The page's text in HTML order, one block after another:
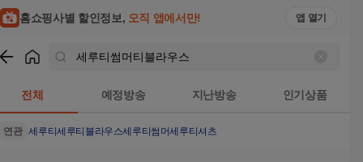
홈쇼핑사별 할인정보, 오직 앱에서만! 앱 열기
전체 예정방송 지난방송 인기상품
연관 세루티세루티블라우스세루티썸머세루티셔츠